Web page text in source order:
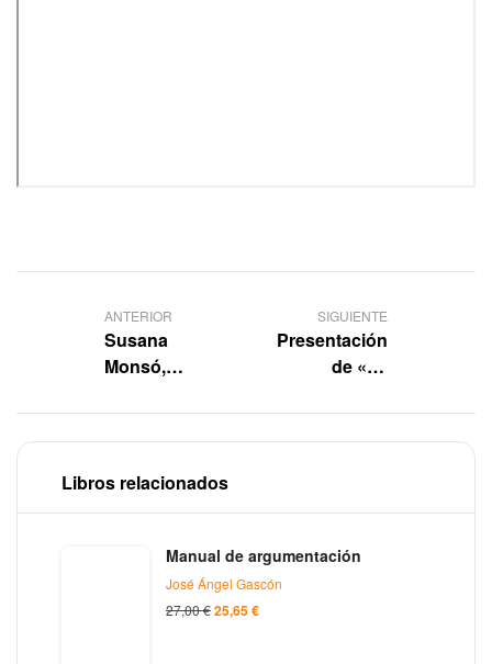
ANTERIOR
Susana
Monsó,
respeto hacia
los animales
pasa por no
contarlos solo
de Disney»
SIGUIENTE
Presentación
de «La
histórica
democrática
Libros relacionados
Manual de argumentación
José Ángel Gascón
27,00€25,65€